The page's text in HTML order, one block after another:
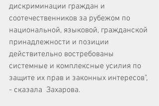
дискриминации граждан и
соотечественников за рубежом по
национальной, языковой, гражданской
принадлежности и позиции
действительно востребованы
системные и комплексные усилия по
защите их прав и законных интересов",
- сказала  Захарова.